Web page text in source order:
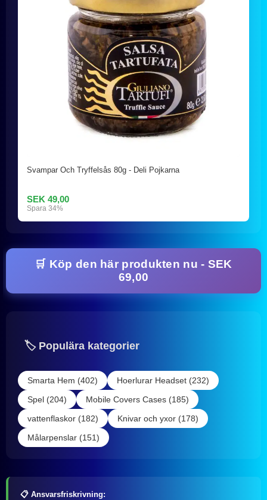
Svampar Och Tryffelsås 80g - Deli Pojkarna
SEK 49,00
Spara 34%
🛒 Köp den här produkten nu - SEK
69,00
🏷️ Populära kategorier
Smarta Hem (402)
Hoerlurar Headset (232)
Spel (204)
Mobile Covers Cases (185)
vattenflaskor (182)
Knivar och yxor (178)
Målarpenslar (151)
📋 Ansvarsfriskrivning: